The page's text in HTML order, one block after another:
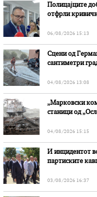
Полицајците
отфрли
06/08/2026 15:13
Сцени од
сантиметри
04/08/2026 13:08
„Марковски
станици од
04/08/2026 15:15
И инцидентот
партиските
03/08/2026 16:37